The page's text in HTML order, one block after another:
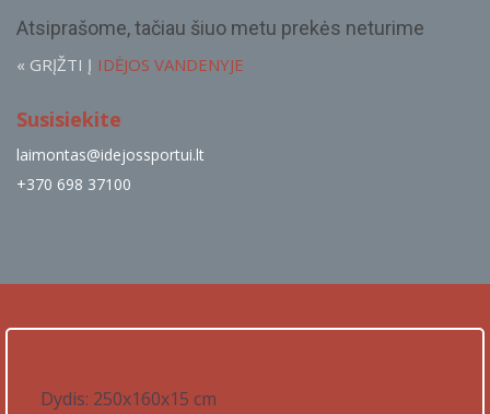
Atsiprašome, tačiau šiuo metu prekės neturime
« GRĮŽTI Į IDĖJOS VANDENYJE
Susisiekite
laimontas@idejossportui.lt
+370 698 37100
Dydis: 250x160x15 cm